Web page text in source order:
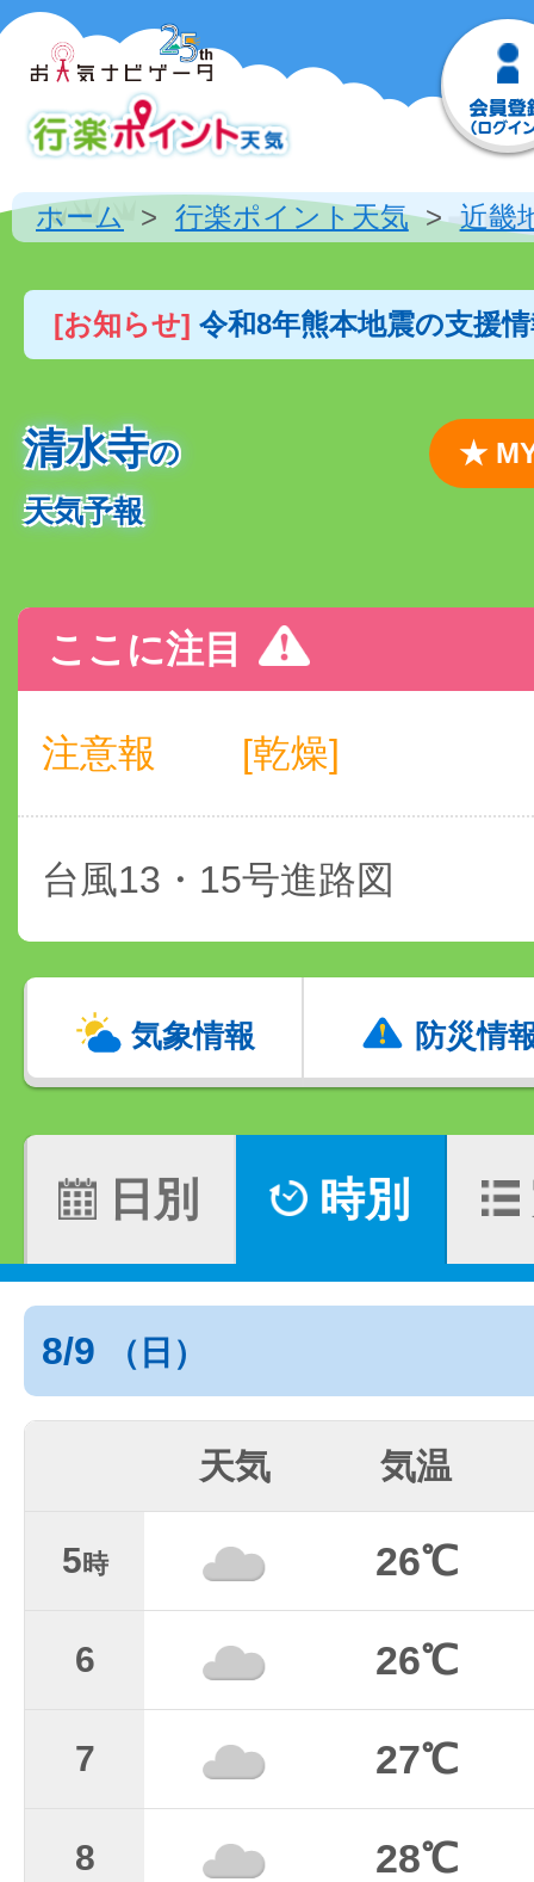
ホーム 行楽ポイント天気 近畿
[お知らせ] 令和8年熊本地震の支援
清水寺の
天気予報
★
ここに注目
注意報 [乾燥]
台風13・15号進路図
気象情報 防災情
日別 時別
8/9 （日）
天気 気温
5時 26℃
6 26℃
7 27℃
8 28℃